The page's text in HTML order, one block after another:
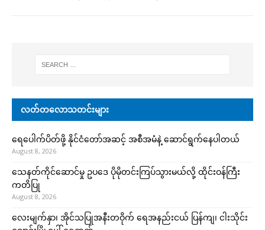
လတ်တလောသတင်းများ
ရေပေါက်ပိတ်ဖို့ နိုင်ငံတော်အဆင့် အစီအမံနဲ့ ဆောင်ရွက်နေပါတယ်
August 8, 2026
သေနတ်ကိုင်ဆောင်မှု ဥပဒေ ပိုမိုတင်းကြပ်သွားမယ်လို့ ထိုင်းဝန်ကြီး
ကတိပြု
August 8, 2026
လေးမျက်နှာ၊ အိုင်သပြုအနီးတဝိုက် ရေအနည်းငယ် ပြန်ကျ၊ ငါးသိုင်း